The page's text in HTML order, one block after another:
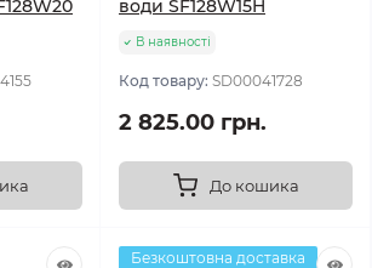
води SF128W15H
В наявності
Код товару: SD00041728
2 825.00 грн.
До кошика
Безкоштовна доставка